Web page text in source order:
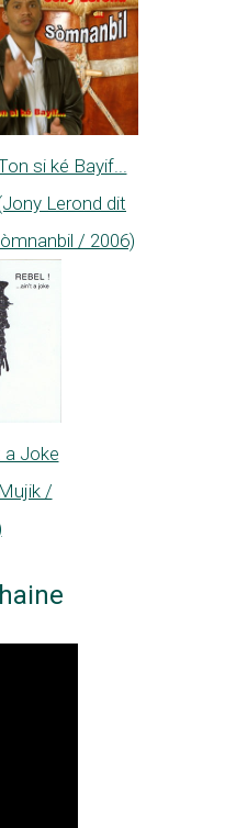
si ké Bayif...
Lerond dit
/ 2006)
a Joke
/